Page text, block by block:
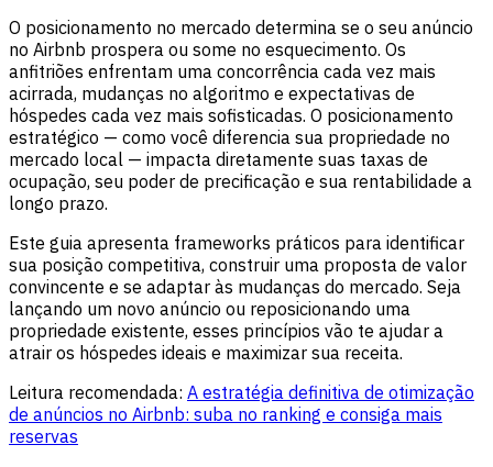
O posicionamento no mercado determina se o seu anúncio
no Airbnb prospera ou some no esquecimento. Os
anfitriões enfrentam uma concorrência cada vez mais
acirrada, mudanças no algoritmo e expectativas de
hóspedes cada vez mais sofisticadas. O posicionamento
estratégico — como você diferencia sua propriedade no
mercado local — impacta diretamente suas taxas de
ocupação, seu poder de precificação e sua rentabilidade a
longo prazo.
Este guia apresenta frameworks práticos para identificar
sua posição competitiva, construir uma proposta de valor
convincente e se adaptar às mudanças do mercado. Seja
lançando um novo anúncio ou reposicionando uma
propriedade existente, esses princípios vão te ajudar a
atrair os hóspedes ideais e maximizar sua receita.
Leitura recomendada: A estratégia definitiva de otimização
de anúncios no Airbnb: suba no ranking e consiga mais
reservas